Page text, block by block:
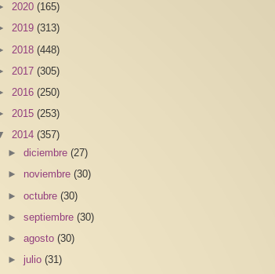
2020 (165)
2019 (313)
2018 (448)
2017 (305)
2016 (250)
2015 (253)
2014 (357)
►diciembre(27)
► noviembre(30)
►octubre(30)
►septiembre(30)
►agosto(30)
► julio(31)